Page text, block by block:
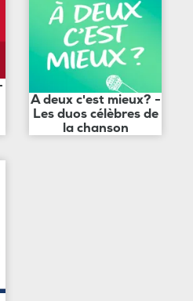
A deux c'est mieux? -
Les duos célèbres de
la chanson